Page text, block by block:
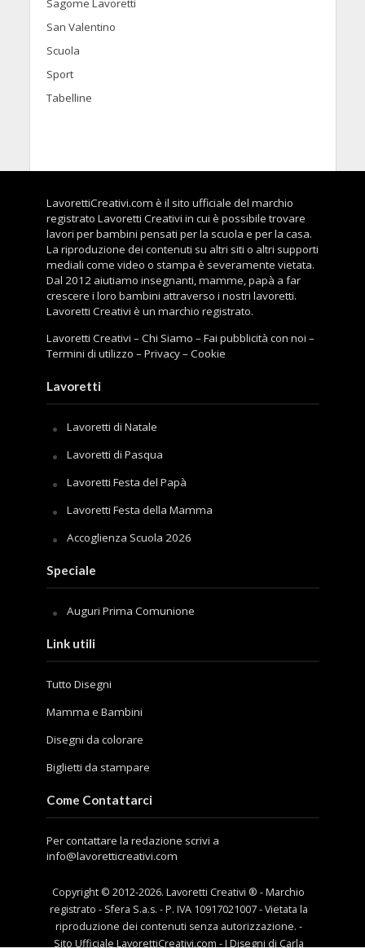
Sagome Lavoretti
San Valentino
Scuola
Sport
Tabelline
LavorettiCreativi.com è il sito ufficiale del marchio
registrato Lavoretti Creativi in cui è possibile trovare
lavori per bambini pensati per la scuola e per la casa.
La riproduzione dei contenuti su altri siti o altri supporti
mediali come video o stampa è severamente vietata.
Dal 2012 aiutiamo insegnanti, mamme, papà a far
crescere i loro bambini attraverso i nostri lavoretti.
Lavoretti Creativi è un marchio registrato.
Lavoretti Creativi –Chi Siamo –Fai pubblicità con noi –
Termini di utilizzo –Privacy–Cookie
Lavoretti
Lavoretti di Natale
Lavoretti di Pasqua
Lavoretti Festa del Papà
Lavoretti Festa della Mamma
Accoglienza Scuola 2026
Speciale
Auguri Prima Comunione
Link utili
Tutto Disegni
Mamma e Bambini
Disegni da colorare
Biglietti da stampare
Come Contattarci
Per contattare la redazione scrivi a
info@lavoretticreativi.com
Copyright © 2012-2026. Lavoretti Creativi ® - Marchio
registrato - Sfera S.a.s. - P. IVA 10917021007 - Vietata la
riproduzione dei contenuti senza autorizzazione. -
Sito Ufficiale LavorettiCreativi.com - I Disegni di Carla